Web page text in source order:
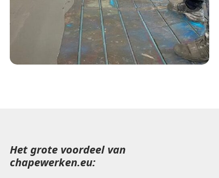
Het grote voordeel van
chapewerken.eu: